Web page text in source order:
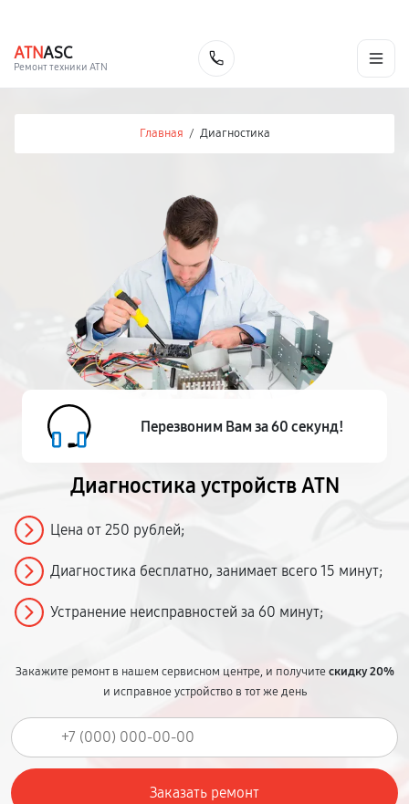
ATNASC
Ремонт техники ATN
Главная / Диагностика
Диагностика устройств ATN
Цена от 250 рублей;
Диагностика бесплатно, занимает всего 15 минут;
Устранение неисправностей за 60 минут;
Закажите ремонт в нашем сервисном центре, и получитескидку 20%
и исправное устройство в тот же день
Перезвоним Вам за 60 секунд!